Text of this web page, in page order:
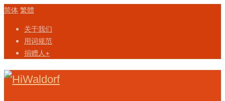
简体 繁體
关于我们
用词规范
捐赠人+